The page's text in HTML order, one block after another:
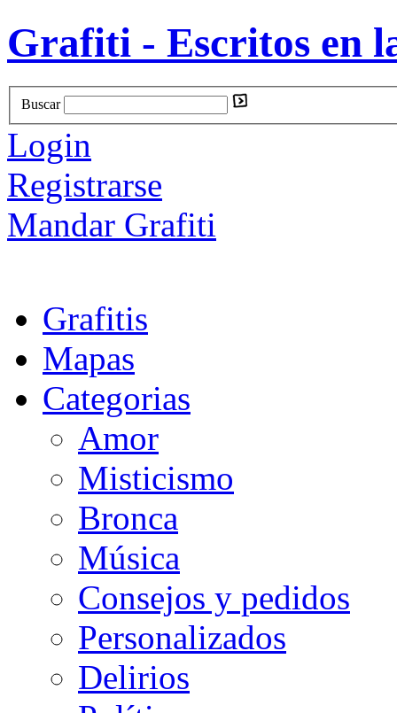
Grafiti - Escritos en
Buscar
Login
Registrarse
Mandar Grafiti
Grafitis
Mapas
Categorias
Amor
Misticismo
Bronca
Música
Consejos y pedidos
Personalizados
Delirios